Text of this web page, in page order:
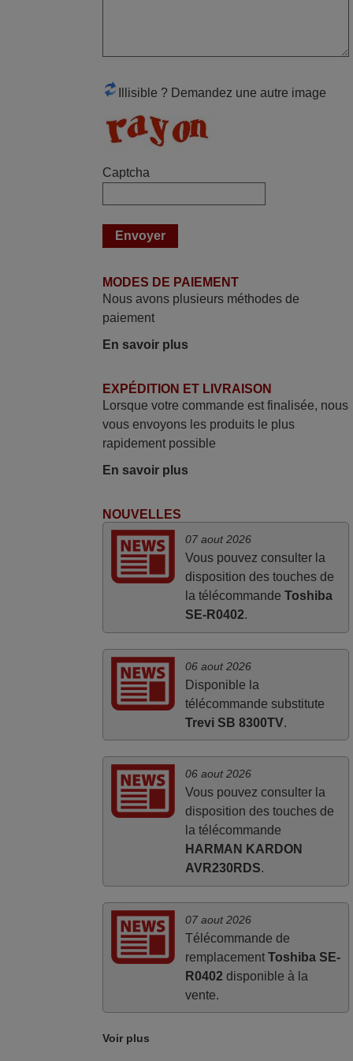
mai 2026
Concerne la télécommande de
remplacement pour le vidéo projecteur
Wimius P20. Un avis provisoire avait été
émis car le délai de 24h était dépassé,
cours du 3ème jour ouvré, compatible
produit tient sa promesse. Le document
directement utilisable moyennant
l'insertion des 2 piles fournies.
mars 2026
La telecommande fonctionne tres bien, et
service rapide super.
Tout bien.
Pascal,
FRANCE
Illisible ? Demandez une autre image
Captcha
MODES DE PAIEMENT
Nous avons plusieurs méthodes de
paiement
En savoir plus
EXPÉDITION ET LIVRAISON
Lorsque votre commande est finalisée, nous
vous envoyons les produits le plus
rapidement possible
En savoir plus
NOUVELLES
07 aout 2026
Vous pouvez consulter la
disposition des touches de
la télécommande Toshiba
SE-R0402.
06 aout 2026
Disponible la
télécommande substitute
Trevi SB 8300TV.
06 aout 2026
Vous pouvez consulter la
disposition des touches de
la télécommande
HARMAN KARDON
AVR230RDS.
07 aout 2026
Télécommande de
remplacement Toshiba SE-
R0402 disponible à la
vente.
Voir plus